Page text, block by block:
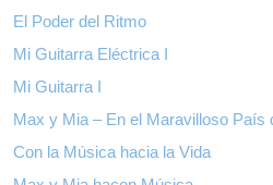
El Poder del Ritmo
Mi Guitarra Eléctrica I
Mi Guitarra I
Max y Mia – En el Maravilloso País
Con la Música hacia la Vida